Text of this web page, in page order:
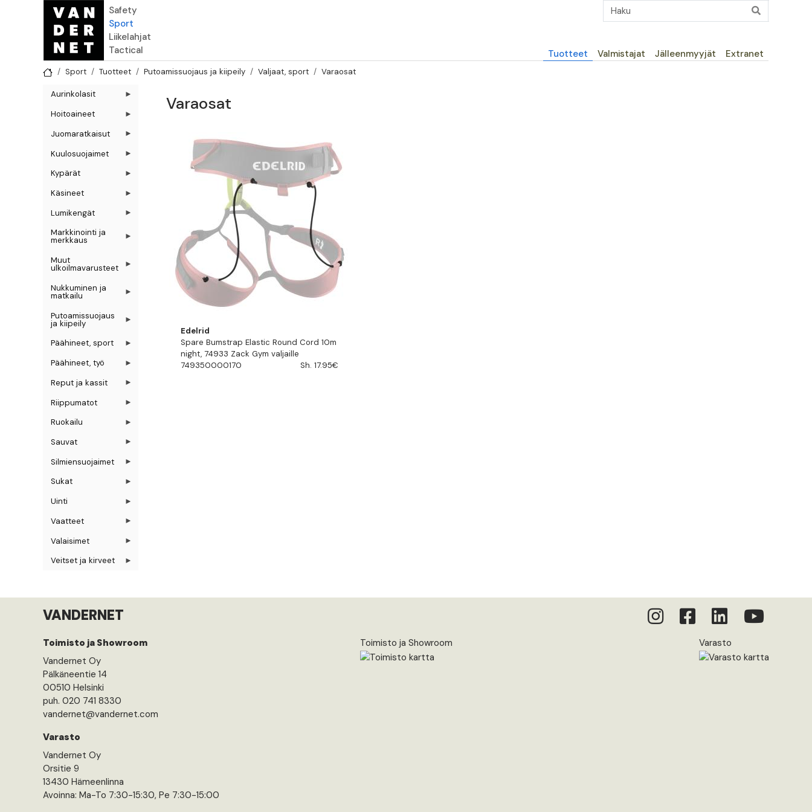
Hyppää pääsisältöön
Safety
Sport
Liikelahjat
Tactical
Päävalikko
Tuotteet Valmistajat Jälleenmyyjät Extranet
Sport Tuotteet Putoamissuojaus ja kiipeily Valjaat, sport Varaosat
Varaosat
Edelrid
Spare Bumstrap Elastic Round Cord 10m
night, 74933 Zack Gym valjaille
749350000170
Sh. 17.95€
Aurinkolasit
Hoitoaineet
Juomaratkaisut
Kuulosuojaimet
Kypärät
Käsineet
Lumikengät
Markkinointi ja
merkkaus
Muut
ulkoilmavarusteet
Nukkuminen ja
matkailu
Putoamissuojaus
ja kiipeily
Päähineet, sport
Päähineet, työ
Reput ja kassit
Riippumatot
Ruokailu
Sauvat
Silmiensuojaimet
Sukat
Uinti
Vaatteet
Valaisimet
Veitset ja kirveet
VANDERNET
Toimisto ja Showroom
Vandernet Oy
Pälkäneentie 14
00510 Helsinki
puh. 020 741 8330
vandernet@vandernet.com
Varasto
Vandernet Oy
Orsitie 9
13430 Hämeenlinna
Avoinna: Ma-To 7:30-15:30, Pe 7:30-15:00
Toimisto ja Showroom Varasto